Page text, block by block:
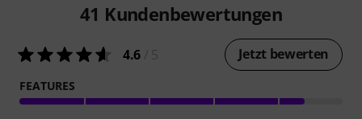
41 Kundenbewertungen
4.6 Jetzt bewerten
FEATURES